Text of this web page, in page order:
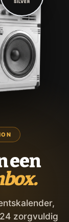
een
zorgvuldig
SILVER